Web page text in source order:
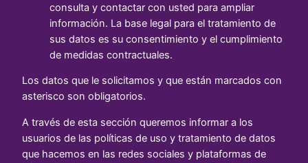
consulta y contactar con usted para ampliar
información. La base legal para el tratamiento de
sus datos es su consentimiento y el cumplimiento
de medidas contractuales.
Los datos que le solicitamos y que están marcados con
asterisco son obligatorios.
A través de esta sección queremos informar a los
usuarios de las políticas de uso y tratamiento de datos
que hacemos en las redes sociales y plataformas de